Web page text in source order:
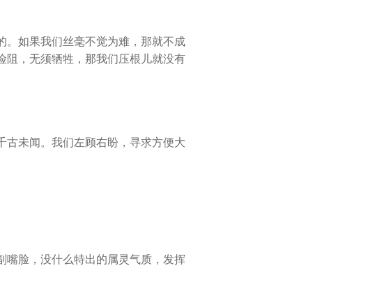
。如果我们丝毫不觉为难，那就不成
阻，无须牺牲，那我们压根儿就没有
未闻。我们左顾右盼，寻求方便大
嘴脸，没什么特出的属灵气质，发挥